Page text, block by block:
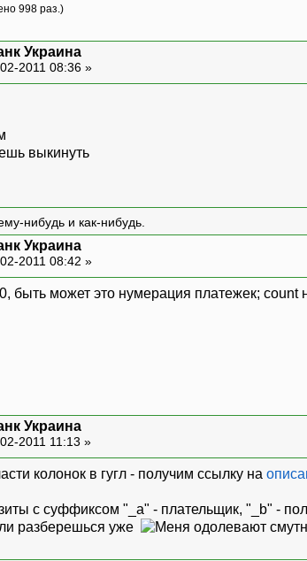
998 раз.)
Украина
2011 08:36 »
выкинуть
нибудь и как-нибудь.
Украина
2011 08:42 »
быть может это нумерация платежек;
Украина
2011 11:13 »
колонок в гугл - получим ссылку на
с суффиксом "_a" - плательщик, "_b" -
разберешься уже